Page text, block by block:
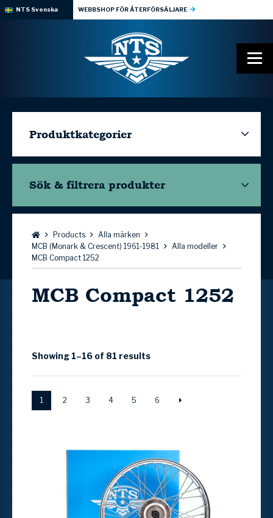
NTS Svenska WEBBSHOP FÖR ÅTERFÖRSÄLJARE
Produktkategorier
Sök & filtrera produkter
Bläddra:Products
Alla märken
MCB (Monark & Crescent) 1961-1981
Alla modeller
MCB Compact 1252
MCB Compact 1252
Showing 1–16 of 81 results
1 2 3 4 5 6